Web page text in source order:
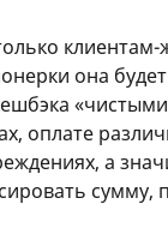
она
оплате
а
сумму,